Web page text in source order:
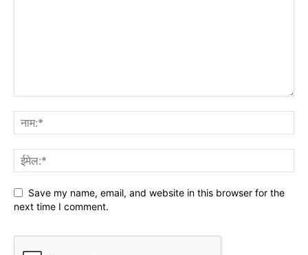
Save my name, email, and website in this browser for the
next time I comment.